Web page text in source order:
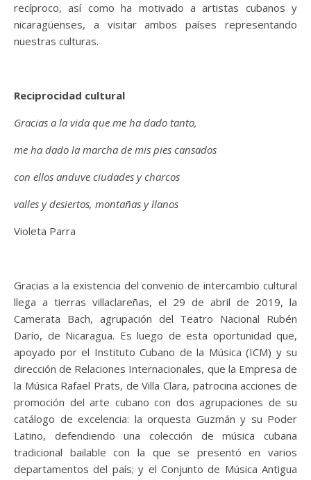
recíproco, así como ha motivado a artistas cubanos y
nicaragüenses, a visitar ambos países representando
nuestras culturas.
Reciprocidad cultural
Gracias a la vida que me ha dado tanto,
me ha dado la marcha de mis pies cansados
con ellos anduve ciudades y charcos
valles y desiertos, montañas y llanos
Violeta Parra
Gracias a la existencia del convenio de intercambio cultural
llega a tierras villaclareñas, el 29 de abril de 2019, la
Camerata Bach, agrupación del Teatro Nacional Rubén
Darío, de Nicaragua. Es luego de esta oportunidad que,
apoyado por el Instituto Cubano de la Música (ICM) y su
dirección de Relaciones Internacionales, que la Empresa de
la Música Rafael Prats, de Villa Clara, patrocina acciones de
promoción del arte cubano con dos agrupaciones de su
catálogo de excelencia: la orquesta Guzmán y su Poder
Latino, defendiendo una colección de música cubana
tradicional bailable con la que se presentó en varios
departamentos del país; y el Conjunto de Música Antigua